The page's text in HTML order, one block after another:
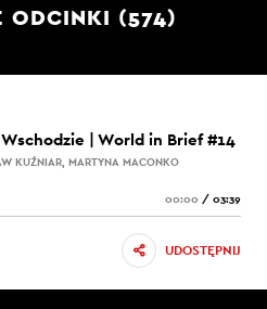
ODCINKI (574)
| World in Brief #14
KUŹNIAR, MARTYNA MACONKO
00:00 / 03:39
UDOSTĘPNIJ